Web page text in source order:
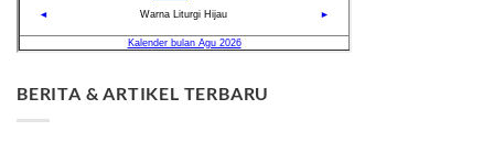
BERITA & ARTIKEL TERBARU